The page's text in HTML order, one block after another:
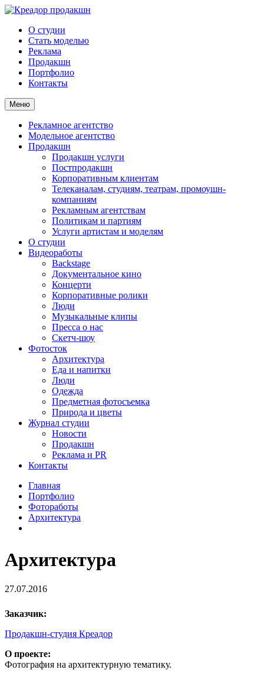
О студии
Стать моделью
Реклама
Продакшн
Портфолио
Контакты
Меню
Рекламное агентство
Модельное агентство
Продакшн
Продакшн услуги
Постпродакшн
Корпоративным клиентам
Телеканалам, студиям, театрам, промоушн-
компаниям
Рекламным агентствам
Политикам и партиям
Услуги артистам и моделям
О студии
Видеоработы
Backstage
Документальное кино
Концерти
Корпоративные ролики
Люди
Музыкальные клипы
Пресса о нас
Скетч-шоу
Фотосток
Архитектура
Еда и напитки
Люди
Одежда
Предметная фотосъемка
Природа и цветы
Журнал студии
Новости
Продакшн
Реклама и PR
Контакты
Главная
Портфолио
Фотоработы
Архитектура
Архитектура
27.07.2016
Заказчик:
Продакшн-студия Креадор
О проекте:
Фотография на архитектурную тематику.